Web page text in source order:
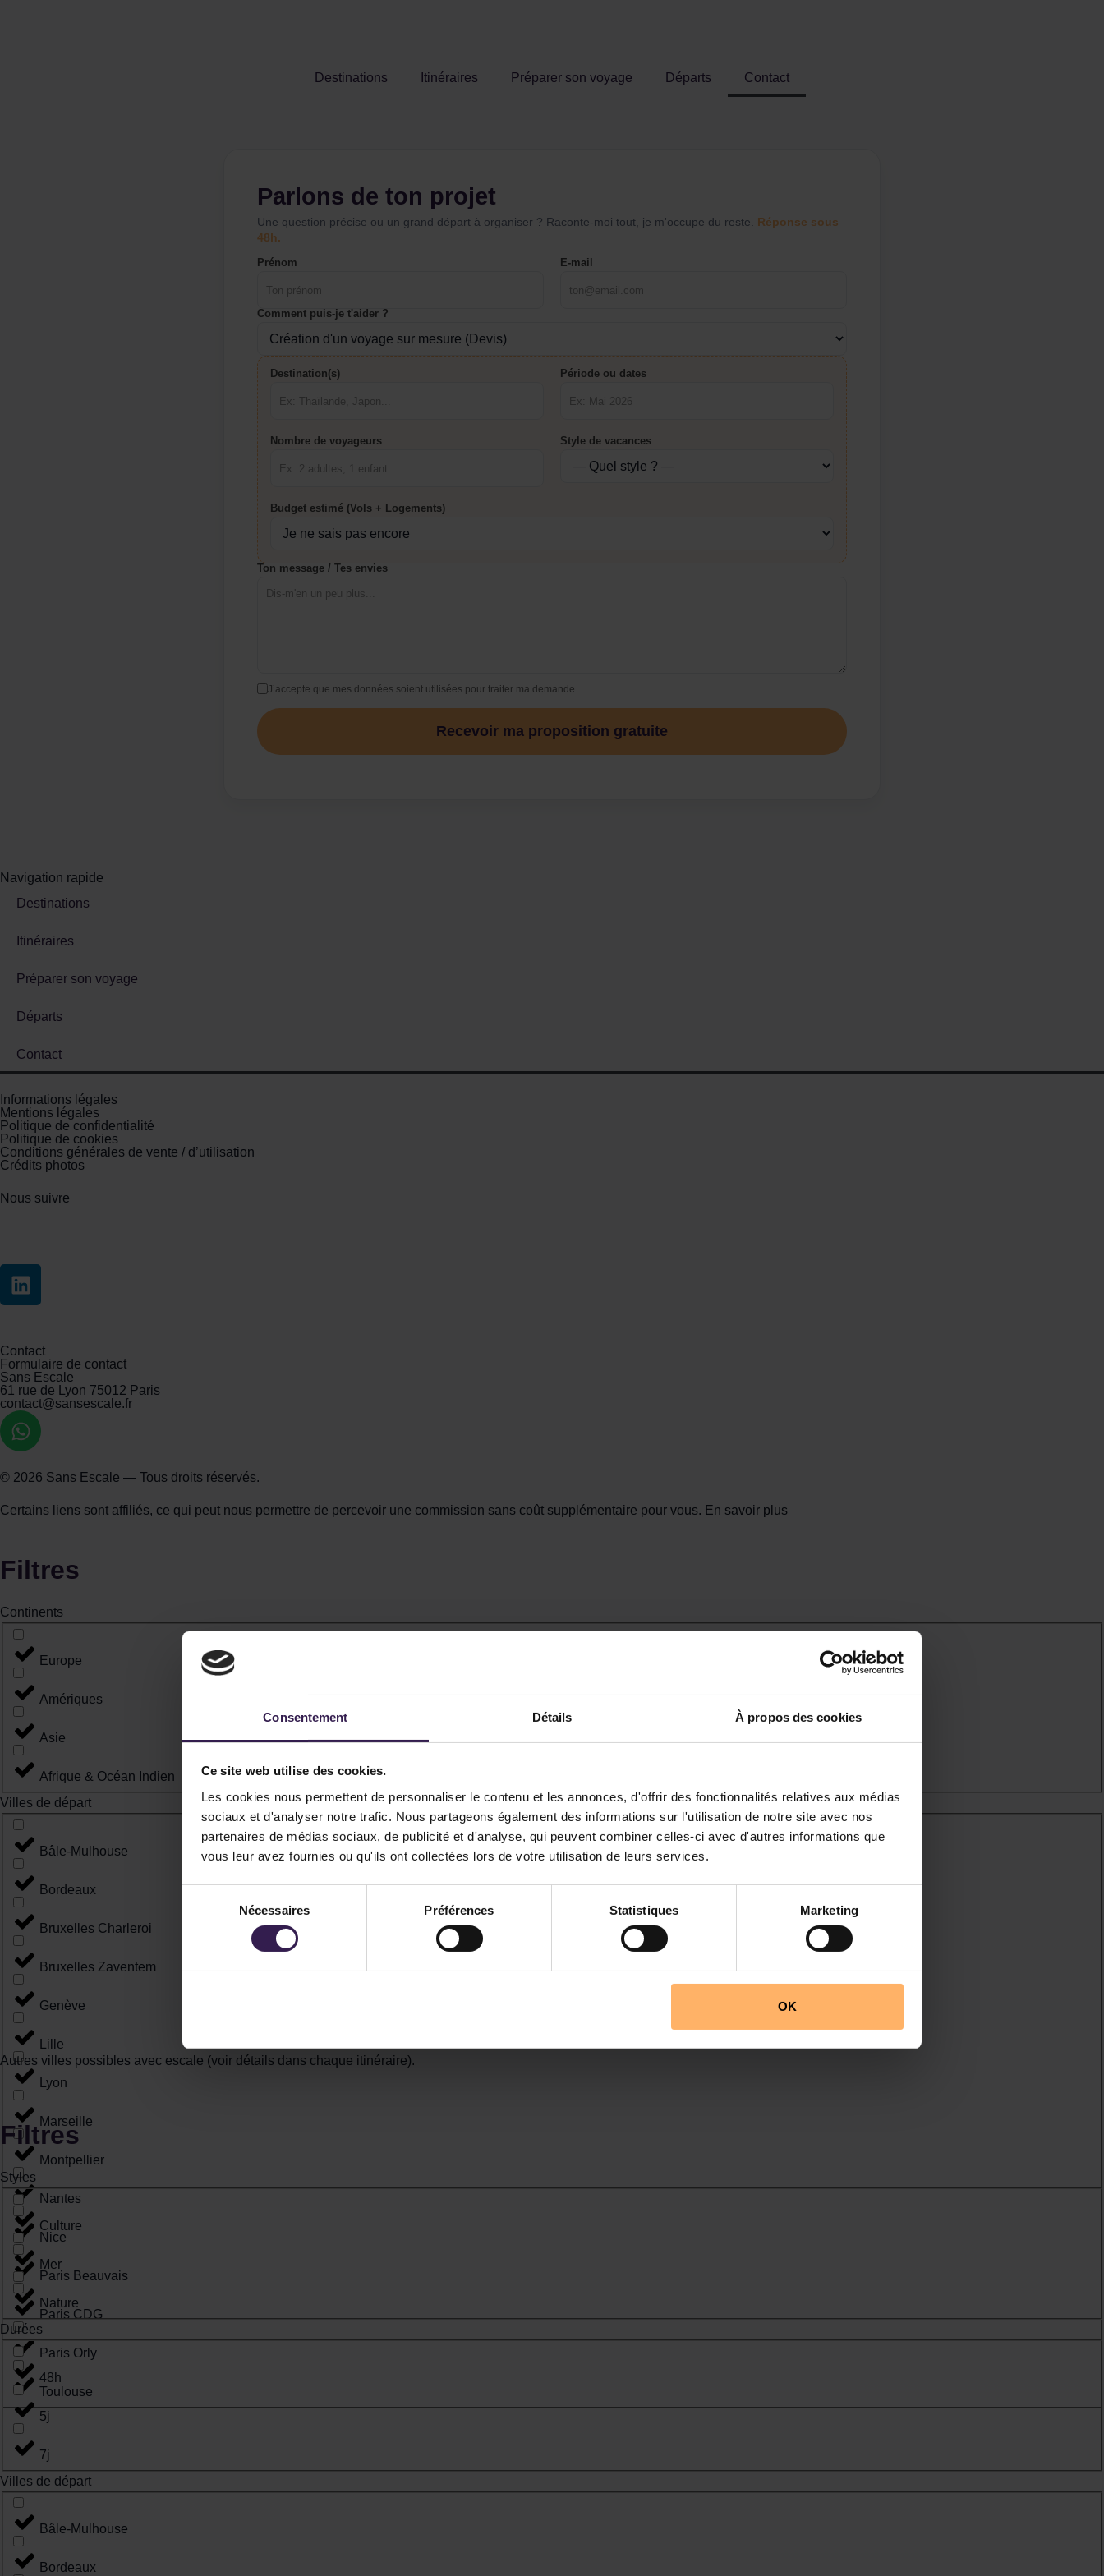
Consentement Détails À propos des cookies
Ce site web utilise des cookies.
Les cookies nous permettent de personnaliser le contenu et les annonces, d'offrir des fonctionnalités relatives aux médias
sociaux et d'analyser notre trafic. Nous partageons également des informations sur l'utilisation de notre site avec nos
partenaires de médias sociaux, de publicité et d'analyse, qui peuvent combiner celles-ci avec d'autres informations que
vous leur avez fournies ou qu'ils ont collectées lors de votre utilisation de leurs services.
consentement
Nécessaires Préférences Statistiques Marketing
OK
Destinations Itinéraires Préparer son voyage Départs Contact
Parlons de ton projet
Une question précise ou un grand départ à organiser ? Raconte-moi tout, je m'occupe du reste. Réponse sous
48h.
Prénom
E-mail
Comment puis-je t'aider ?
Destination(s) Période ou dates
Nombre de voyageurs Style de vacances
Budget estimé (Vols + Logements)
Ton message / Tes envies
J’accepte que mes données soient utilisées pour traiter ma demande.
Recevoir ma proposition gratuite
Navigation rapide
Destinations
Itinéraires
Préparer son voyage
Départs
Contact
Informations légales
Mentions légales
Politique de confidentialité
Politique de cookies
Conditions générales de vente / d’utilisation
Crédits photos
Nous suivre
Contact
Formulaire de contact
Sans Escale
61 rue de Lyon 75012 Paris
contact@sansescale.fr
© 2026 Sans Escale — Tous droits réservés.
Certains liens sont affiliés, ce qui peut nous permettre de percevoir une commission sans coût supplémentaire pour vous. En savoir plus
Filtres
Continents
Europe
Amériques
Asie
Afrique & Océan Indien
Villes de départ
Bâle-Mulhouse
Bordeaux
Bruxelles Charleroi
Bruxelles Zaventem
Genève
Lille
Lyon
Marseille
Montpellier
Nantes
Nice
Paris Beauvais
Paris CDG
Paris Orly
Toulouse
Autres villes possibles avec escale (voir détails dans chaque itinéraire).
Filtres
Styles
Culture
Mer
Nature
Durées
48h
5j
7j
Villes de départ
Bâle-Mulhouse
Bordeaux